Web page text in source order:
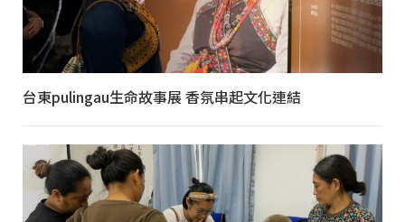
台東pulingau生命故事展 香氛串起文化連結